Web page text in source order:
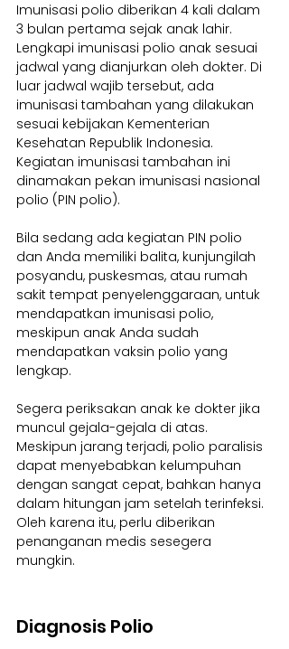
Imunisasi polio diberikan 4 kali dalam
3 bulan pertama sejak anak lahir.
Lengkapi imunisasi polio anak sesuai
jadwal yang dianjurkan oleh dokter. Di
luar jadwal wajib tersebut, ada
imunisasi tambahan yang dilakukan
sesuai kebijakan Kementerian
Kesehatan Republik Indonesia.
Kegiatan imunisasi tambahan ini
dinamakan pekan imunisasi nasional
polio (PIN polio).
Bila sedang ada kegiatan PIN polio
dan Anda memiliki balita, kunjungilah
posyandu, puskesmas, atau rumah
sakit tempat penyelenggaraan, untuk
mendapatkan imunisasi polio,
meskipun anak Anda sudah
mendapatkan vaksin polio yang
lengkap.
Segera periksakan anak ke dokter jika
muncul gejala-gejala di atas.
Meskipun jarang terjadi, polio paralisis
dapat menyebabkan kelumpuhan
dengan sangat cepat, bahkan hanya
dalam hitungan jam setelah terinfeksi.
Oleh karena itu, perlu diberikan
penanganan medis sesegera
mungkin.
Diagnosis Polio